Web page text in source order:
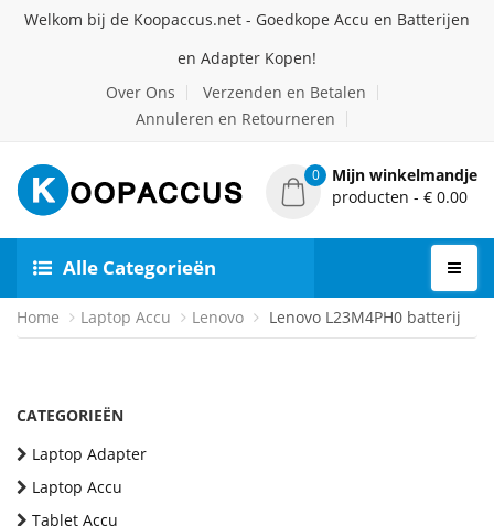
Welkom bij de Koopaccus.net - Goedkope Accu en Batterijen
en Adapter Kopen!
Over Ons
Verzenden en Betalen
Annuleren en Retourneren
0
Mijn winkelmandje
producten - € 0.00
Alle Categorieën
Home Laptop Accu Lenovo Lenovo L23M4PH0 batterij
CATEGORIEËN
Laptop Adapter
Laptop Accu
Tablet Accu